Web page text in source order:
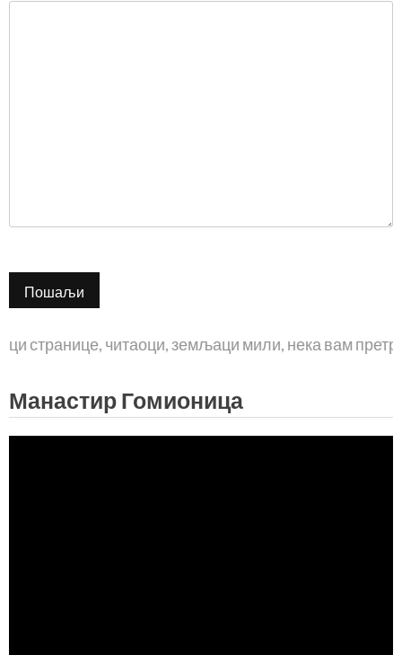
странице, читаоци, земљаци мили, нека вам
Манастир Гомионица